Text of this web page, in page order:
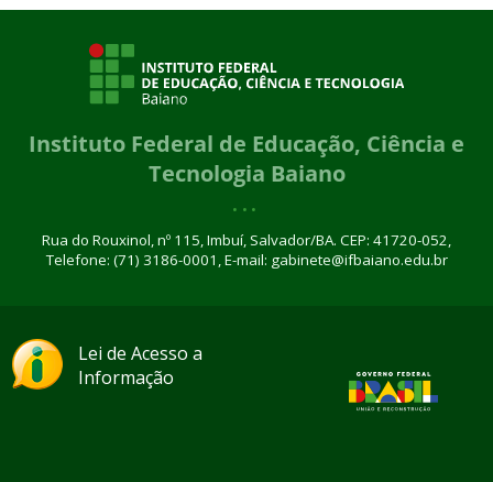
Instituto Federal de Educação, Ciência e
Tecnologia Baiano
Rua do Rouxinol, nº 115, Imbuí, Salvador/BA. CEP: 41720-052,
Telefone: (71) 3186-0001, E-mail: gabinete@ifbaiano.edu.br
Lei de Acesso a
Informação